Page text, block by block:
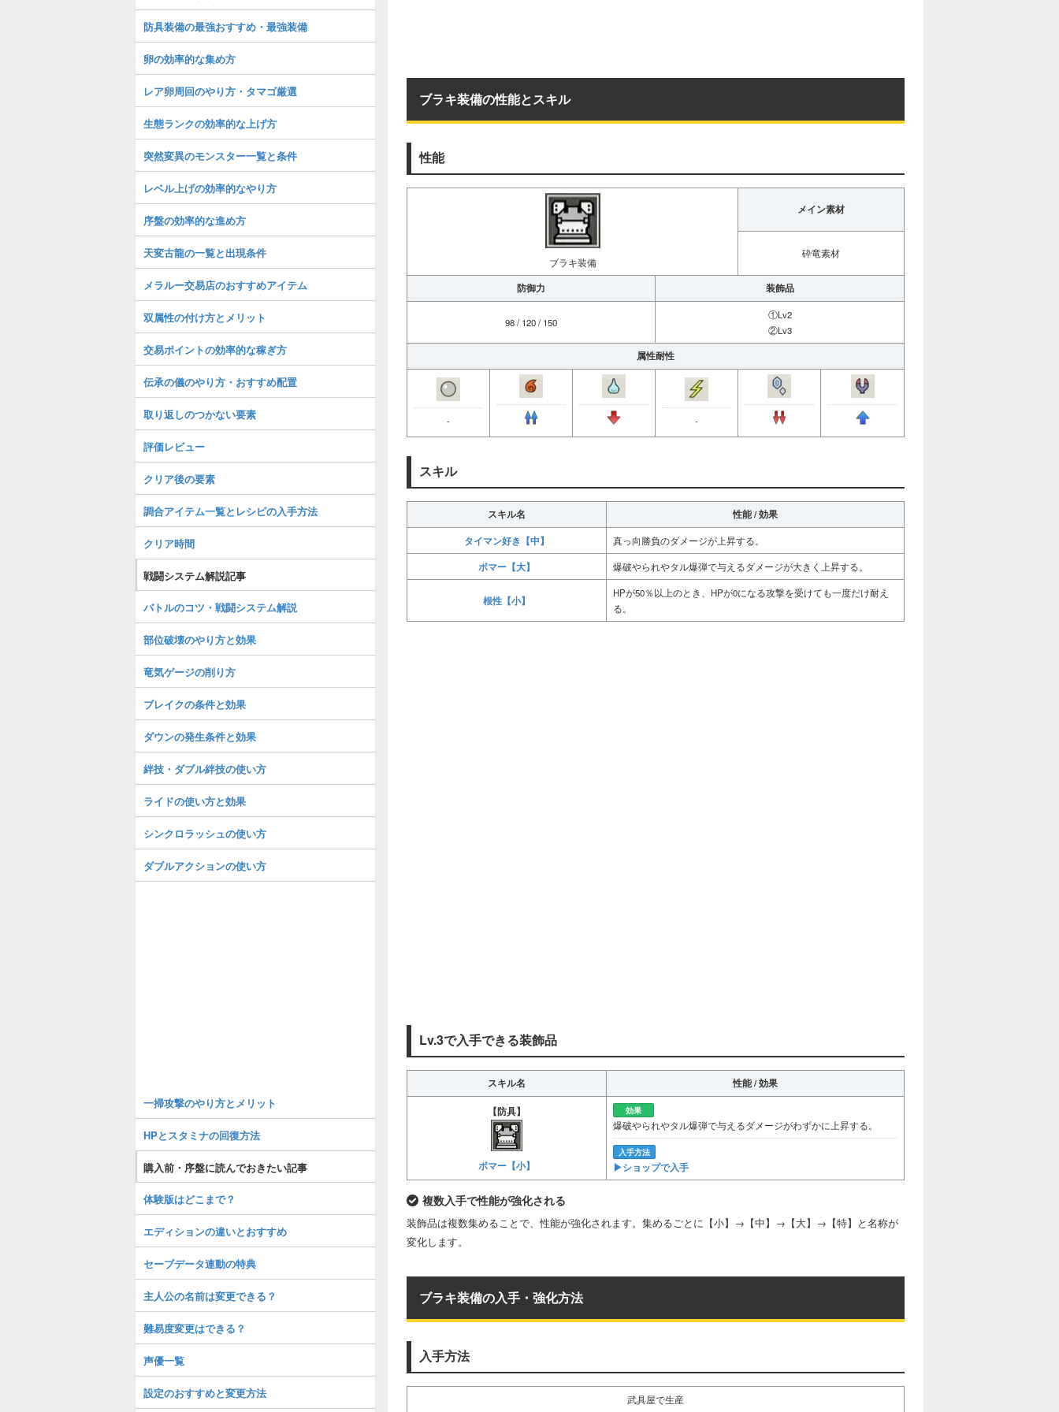
ブラキ装備の性能とスキル
性能
ブラキ装備
メイン素材
砕竜素材
防御力 装飾品
98 / 120 / 150
①Lv2
②Lv3
属性耐性
- -
スキル
スキル名 性能 / 効果
タイマン好き【中】 真っ向勝負のダメージが上昇する。
ボマー【大】 爆破やられやタル爆弾で与えるダメージが大きく上昇する。
根性【小】
HPが50％以上のとき、HPが0になる攻撃を受けても一度だけ耐え
る。
Lv.3で入手できる装飾品
スキル名 性能 / 効果
【防具】
ボマー【小】
効果
爆破やられやタル爆弾で与えるダメージがわずかに上昇する。
入手方法
▶︎ショップで入手
複数入手で性能が強化される
装飾品は複数集めることで、性能が強化されます。集めるごとに【小】→【中】→【大】→【特】と名称が
変化します。
ブラキ装備の入手・強化方法
入手方法
武具屋で生産
防具装備の最強おすすめ・最強装備
卵の効率的な集め方
レア卵周回のやり方・タマゴ厳選
生態ランクの効率的な上げ方
突然変異のモンスター一覧と条件
レベル上げの効率的なやり方
序盤の効率的な進め方
天変古龍の一覧と出現条件
メラルー交易店のおすすめアイテム
双属性の付け方とメリット
交易ポイントの効率的な稼ぎ方
伝承の儀のやり方・おすすめ配置
取り返しのつかない要素
評価レビュー
クリア後の要素
調合アイテム一覧とレシピの入手方法
クリア時間
戦闘システム解説記事
バトルのコツ・戦闘システム解説
部位破壊のやり方と効果
竜気ゲージの削り方
ブレイクの条件と効果
ダウンの発生条件と効果
絆技・ダブル絆技の使い方
ライドの使い方と効果
シンクロラッシュの使い方
ダブルアクションの使い方
一掃攻撃のやり方とメリット
HPとスタミナの回復方法
購入前・序盤に読んでおきたい記事
体験版はどこまで？
エディションの違いとおすすめ
セーブデータ連動の特典
主人公の名前は変更できる？
難易度変更はできる？
声優一覧
設定のおすすめと変更方法